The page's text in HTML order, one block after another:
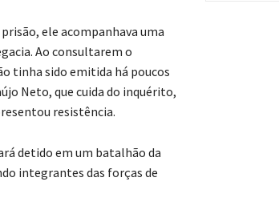
ele acompanhava uma
Ao consultarem o
tinha sido emitida há poucos
Neto, que cuida do inquérito,
resistência.
detido em um batalhão da
integrantes das forças de